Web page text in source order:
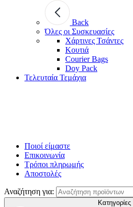
Back
Όλες οι Συσκευασίες
Χάρτινες Τσάντες
Κουτιά
Courier Bags
Doy Pack
Τελευταία Τεμάχια
Ποιοί είμαστε
Επικοινωνία
Τρόποι πληρωμής
Αποστολές
Αναζήτηση για:
Κατηγορίες